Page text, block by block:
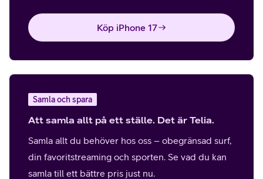
Köp iPhone 17
Samla och spara
Att samla allt på ett ställe. Det är Telia.
Samla allt du behöver hos oss – obegränsad surf,
din favoritstreaming och sporten. Se vad du kan
samla till ett bättre pris just nu.